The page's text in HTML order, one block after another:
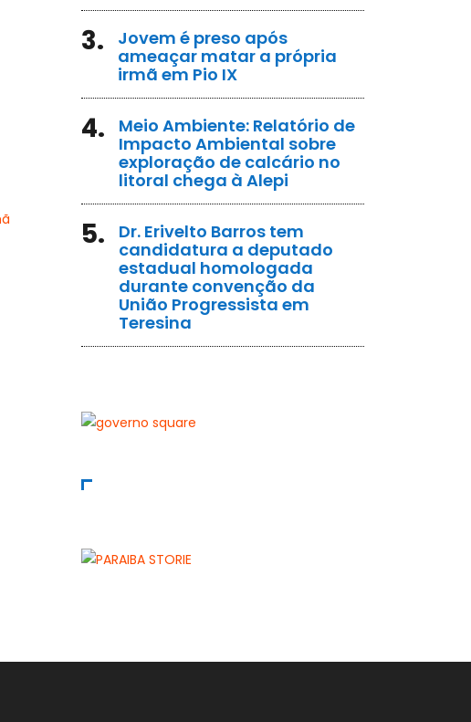
3.
Jovem é preso após
ameaçar matar a própria
irmã em Pio IX
4.
Meio Ambiente: Relatório de
Impacto Ambiental sobre
exploração de calcário no
litoral chega à Alepi
5.
Dr. Erivelto Barros tem
candidatura a deputado
estadual homologada
durante convenção da
União Progressista em
Teresina